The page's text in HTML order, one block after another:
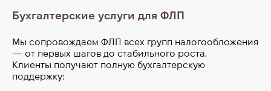
Бухгалтерские услуги для ФЛП
Мы сопровождаем ФЛП всех групп налогообложения
— от первых шагов до стабильного роста.
Клиенты получают полную бухгалтерскую
поддержку: